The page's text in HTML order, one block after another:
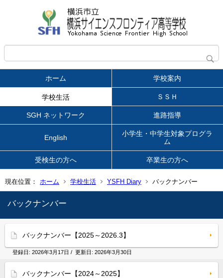
ホーム 学校案内
学校生活 ＳＳＨ
SGH ネットワーク 進路指導
English
小学生・中学生対象プログラ
ム
受検生の方へ 卒業生の方へ
現在位置： ホーム 学校生活 YSFH Diary バックナンバー
バックナンバー
バックナンバー【2025～2026.3】
登録日: 2026年3月17日 / 更新日: 2026年3月30日
バックナンバー【2024～2025】